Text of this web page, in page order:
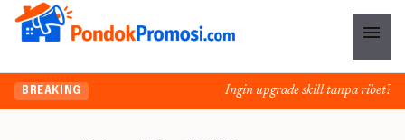
menu
BREAKING Ingin upgrade skill tanpa ribet?